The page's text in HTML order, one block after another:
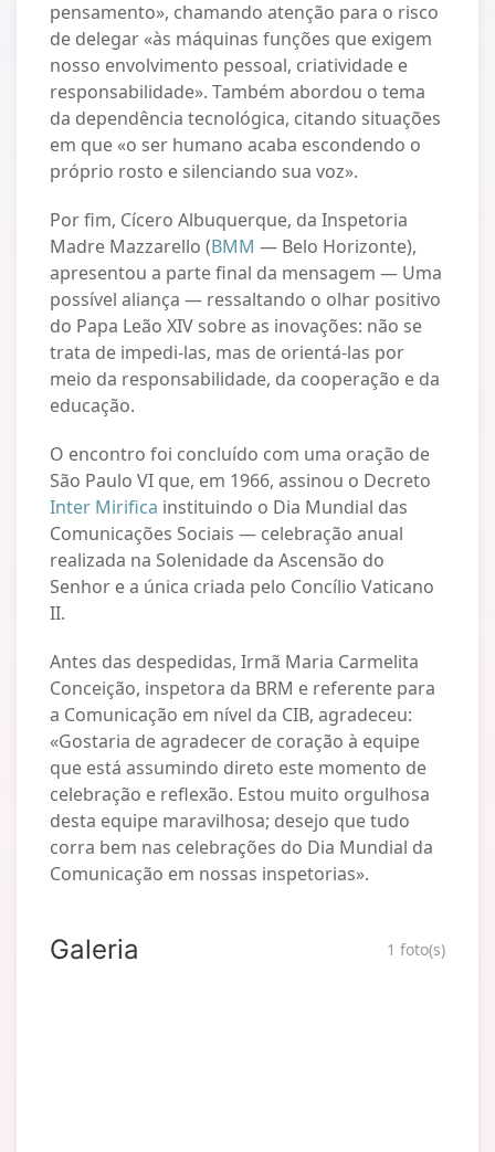
pensamento», chamando atenção para o risco
de delegar «às máquinas funções que exigem
nosso envolvimento pessoal, criatividade e
responsabilidade». Também abordou o tema
da dependência tecnológica, citando situações
em que «o ser humano acaba escondendo o
próprio rosto e silenciando sua voz».
Por fim, Cícero Albuquerque, da Inspetoria
Madre Mazzarello (BMM — Belo Horizonte),
apresentou a parte final da mensagem — Uma
possível aliança — ressaltando o olhar positivo
do Papa Leão XIV sobre as inovações: não se
trata de impedi‑las, mas de orientá‑las por
meio da responsabilidade, da cooperação e da
educação.
O encontro foi concluído com uma oração de
São Paulo VI que, em 1966, assinou o Decreto
Inter Mirifica instituindo o Dia Mundial das
Comunicações Sociais — celebração anual
realizada na Solenidade da Ascensão do
Senhor e a única criada pelo Concílio Vaticano
II.
Antes das despedidas, Irmã Maria Carmelita
Conceição, inspetora da BRM e referente para
a Comunicação em nível da CIB, agradeceu:
«Gostaria de agradecer de coração à equipe
que está assumindo direto este momento de
celebração e reflexão. Estou muito orgulhosa
desta equipe maravilhosa; desejo que tudo
corra bem nas celebrações do Dia Mundial da
Comunicação em nossas inspetorias».
Galeria 1 foto(s)